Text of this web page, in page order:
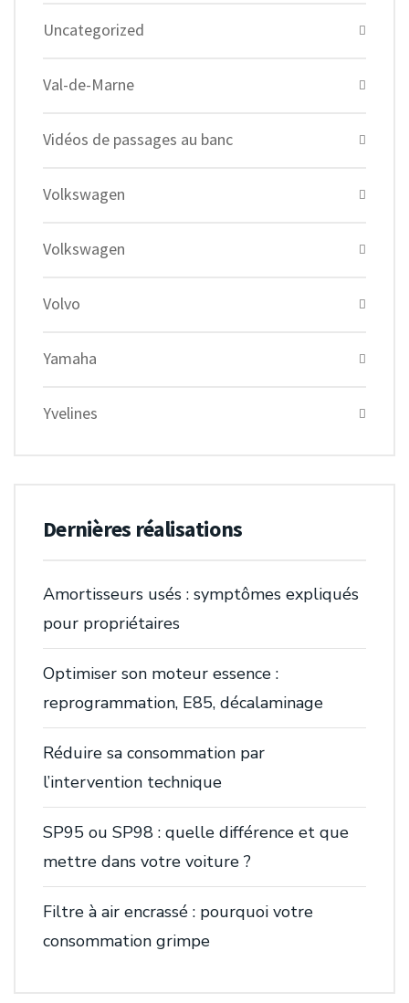
Uncategorized
Val-de-Marne
Vidéos de passages au banc
Volkswagen
Volkswagen
Volvo
Yamaha
Yvelines
Dernières réalisations
Amortisseurs usés : symptômes expliqués
pour propriétaires
Optimiser son moteur essence :
reprogrammation, E85, décalaminage
Réduire sa consommation par
l’intervention technique
SP95 ou SP98 : quelle différence et que
mettre dans votre voiture ?
Filtre à air encrassé : pourquoi votre
consommation grimpe